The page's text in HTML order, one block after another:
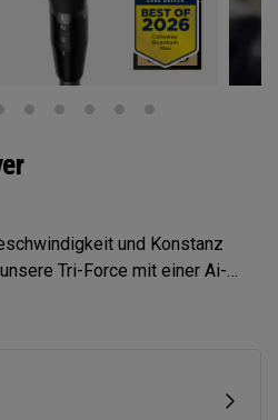
und Konstanz
Tri-Force mit einer Ai-
nächsten Generation. Er ist